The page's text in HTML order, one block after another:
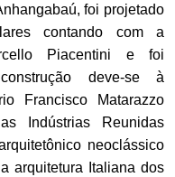
foi projetado
contando com a
Piacentini e foi
deve-se à
Francisco Matarazzo
Indústrias Reunidas
neoclássico
arquitetura Italiana dos